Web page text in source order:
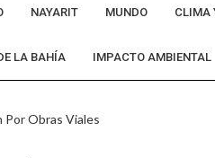
NAYARIT MUNDO CLIMA
LA BAHÍA IMPACTO AMBIENTAL
Por Obras Viales